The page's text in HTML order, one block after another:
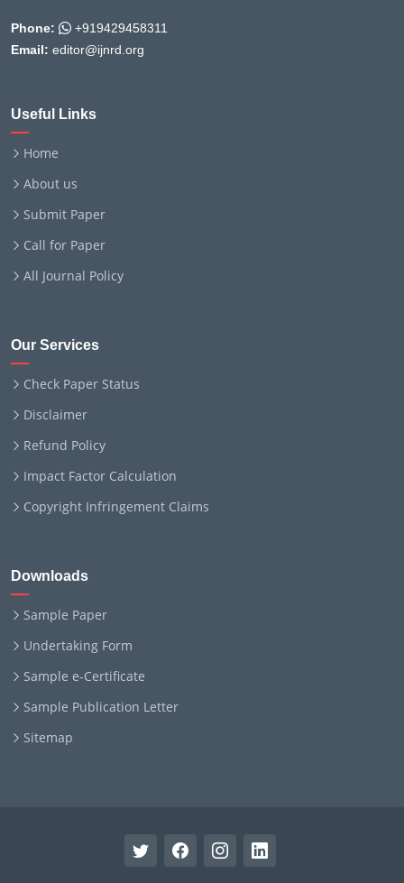
Phone:
+919429458311
Email: editor@ijnrd.org
Useful Links
Home
About us
Submit Paper
Call for Paper
All Journal Policy
Our Services
Check Paper Status
Disclaimer
Refund Policy
Impact Factor Calculation
Copyright Infringement Claims
Downloads
Sample Paper
Undertaking Form
Sample e-Certificate
Sample Publication Letter
Sitemap